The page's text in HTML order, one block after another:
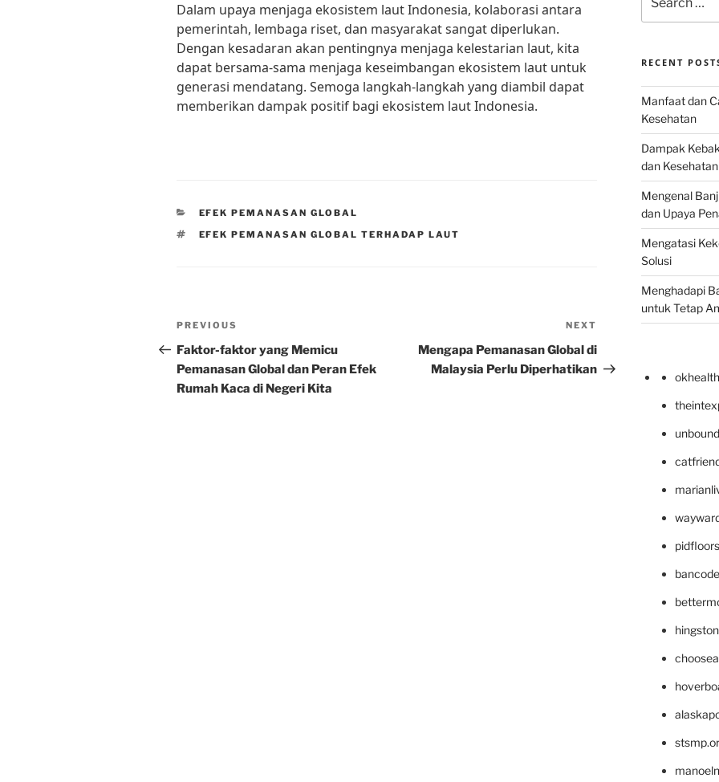
Dalam upaya menjaga ekosistem laut Indonesia, kolaborasi antara
pemerintah, lembaga riset, dan masyarakat sangat diperlukan.
Dengan kesadaran akan pentingnya menjaga kelestarian laut, kita
dapat bersama-sama menjaga keseimbangan ekosistem laut untuk
generasi mendatang. Semoga langkah-langkah yang diambil dapat
memberikan dampak positif bagi ekosistem laut Indonesia.
CATEGORIES
EFEK PEMANASAN GLOBAL
TAGS
EFEK PEMANASAN GLOBAL TERHADAP LAUT
Post
navigation
Previous
Post
PREVIOUS
Faktor-faktor yang Memicu
Pemanasan Global dan Peran Efek
Rumah Kaca di Negeri Kita
Post
NEXT
Mengapa Pemanasan Global di
Malaysia Perlu Diperhatikan
for:
RECENT
Manfaat dan
Kesehatan
Dampak
dan
Mengenal
dan Upaya
Mengatasi
Solusi
Menghadapi
untuk Tetap